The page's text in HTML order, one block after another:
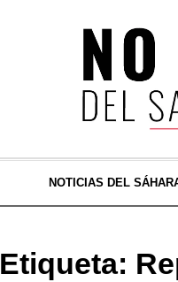
NOTICIAS DEL
Etiqueta: